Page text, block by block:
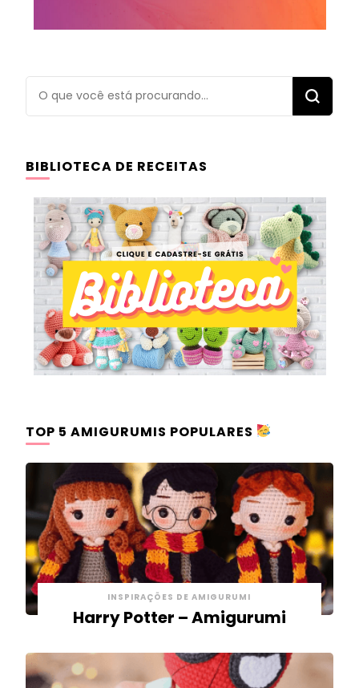
Procurando
algo?
BIBLIOTECA DE RECEITAS
TOP 5 AMIGURUMIS POPULARES
INSPIRAÇÕES DE AMIGURUMI
Harry Potter – Amigurumi